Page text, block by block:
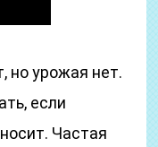
но урожая нет.
если
Частая